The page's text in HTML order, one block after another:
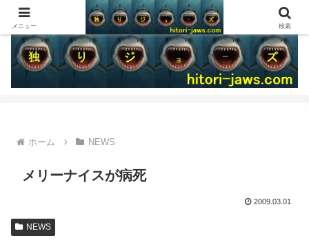
ホーム NEWS
メリーナイスが病死
2009.03.01
NEWS
メニュー 検索